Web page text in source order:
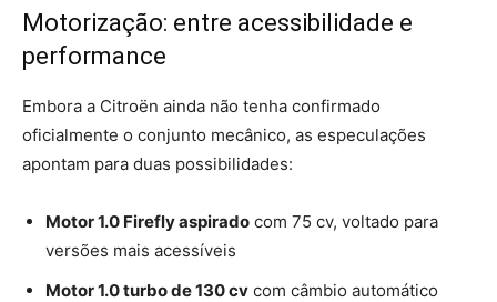
Motorização: entre acessibilidade e
performance
Embora a Citroën ainda não tenha confirmado
oficialmente o conjunto mecânico, as especulações
apontam para duas possibilidades:
Motor 1.0 Firefly aspirado com 75 cv, voltado para
versões mais acessíveis
Motor 1.0 turbo de 130 cv com câmbio automático